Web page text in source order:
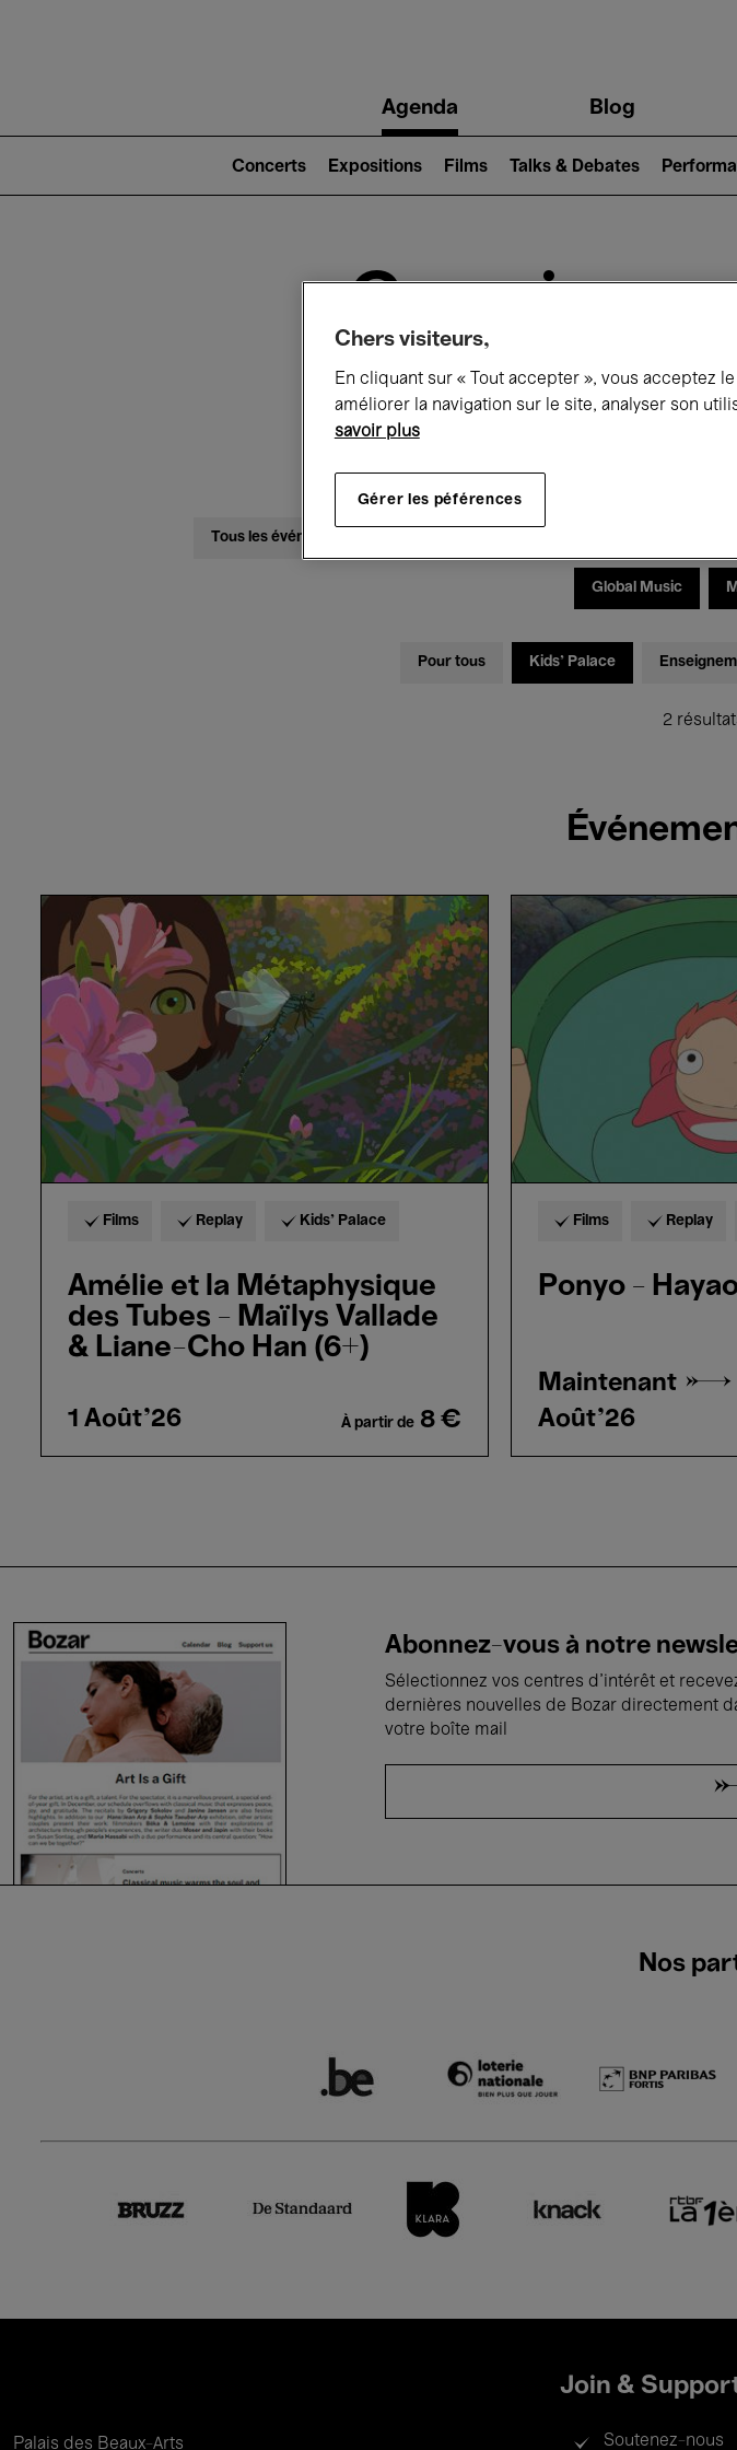
navigationAgenda Blog
2)
Concerts Expositions Films Talks & Debates
Ce qui se
Aujourd'hui Prochains 7
Mercredi 01 -
Tous les événements
Global Music
Pour tous Kids’ Palace
2
Amélie
Métaphysique
des
Tubes
-
Maïlys
Vallade
&
Liane-
Cho
Han
(6+)
Films Replay Kids’ Palace
Amélie et la Métaphysique
des Tubes - Maïlys Vallade
& Liane-Cho Han (6+)
1 Août'26 À partir de 8 €
Ponyo
Hayao
Miyazaki
Films Replay
Ponyo -
Maintenant →
Août'26
Abonnez-vous à notre
Sélectionnez vos centres d'intérêt et
dernières nouvelles de Bozar directement
votre boîte mail
Nos
Palais des Beaux-Arts
Join &
Soutenez-nous
Chers visiteurs,
En cliquant sur « Tout accepter », vous acceptez
améliorer la navigation sur le site, analyser son
savoir plus
Gérer les péférences